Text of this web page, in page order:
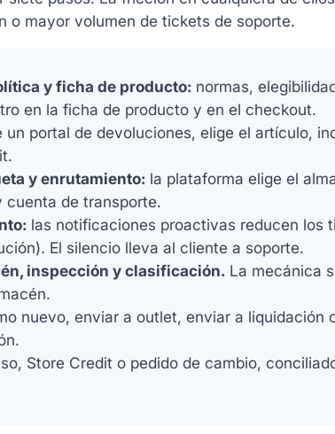
o mayor volumen de tickets de soporte.
y ficha de producto:normas,
en la ficha de producto y en el checkout.
portal de devoluciones, elige el artículo,
y enrutamiento:la plataforma elige el
cuenta de transporte.
las notificaciones proactivas reducen los
El silencio lleva al cliente a soporte.
inspección y clasificación.La mecánica
nuevo, enviar a outlet, enviar a liquidación
Store Credit o pedido de cambio,